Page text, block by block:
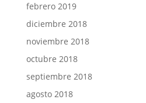
febrero 2019
diciembre 2018
noviembre 2018
octubre 2018
septiembre 2018
agosto 2018